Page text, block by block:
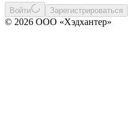
Войти Зарегистрироваться
© 2026 ООО «Хэдхантер»